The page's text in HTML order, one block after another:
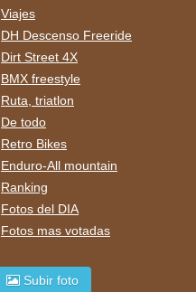
Viajes
DH Descenso Freeride
Dirt Street 4X
BMX freestyle
Ruta, triatlon
De todo
Retro Bikes
Enduro-All mountain
Ranking
Fotos del DIA
Fotos mas votadas
Subir foto